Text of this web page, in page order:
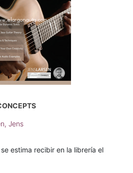
Jens
estima recibir en la librería el